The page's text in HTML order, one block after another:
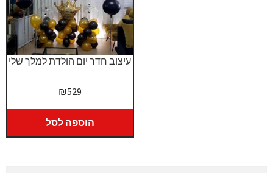
עיצוב חדר יום הולדת למלך שלי
₪529
הוספה לסל